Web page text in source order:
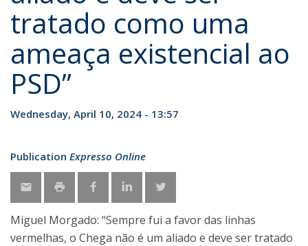
tratado como uma
ameaça existencial ao
PSD”
Wednesday, April 10, 2024 - 13:57
Publication Expresso Online
Miguel Morgado: “Sempre fui a favor das linhas
vermelhas, o Chega não é um aliado e deve ser tratado